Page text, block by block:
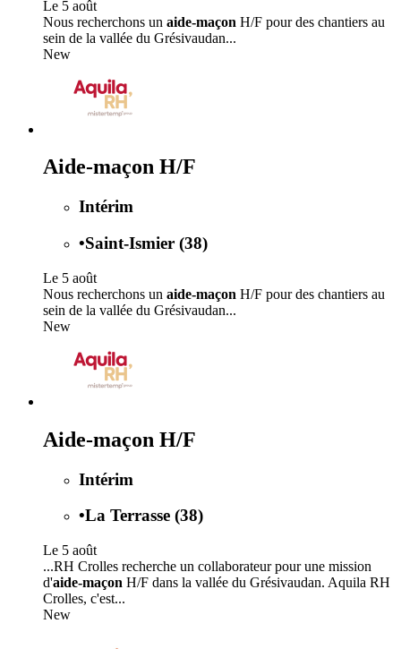
Le 5 août
Nous recherchons un aide-maçon H/F pour des chantiers au
sein de la vallée du Grésivaudan...
New
Aide-maçon H/F
Intérim
•Saint-Ismier (38)
Le 5 août
Nous recherchons un aide-maçon H/F pour des chantiers au
sein de la vallée du Grésivaudan...
New
Aide-maçon H/F
Intérim
•La Terrasse (38)
Le 5 août
...RH Crolles recherche un collaborateur pour une mission
d'aide-maçon H/F dans la vallée du Grésivaudan. Aquila RH
Crolles, c'est...
New